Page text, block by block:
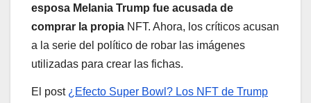
esposa Melania Trump fue acusada de
comprar la propia NFT. Ahora, los críticos acusan
a la serie del político de robar las imágenes
utilizadas para crear las fichas.
El post ¿Efecto Super Bowl? Los NFT de Trump